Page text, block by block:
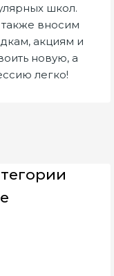
школ.
вносим
акциям и
новую, а
легко!